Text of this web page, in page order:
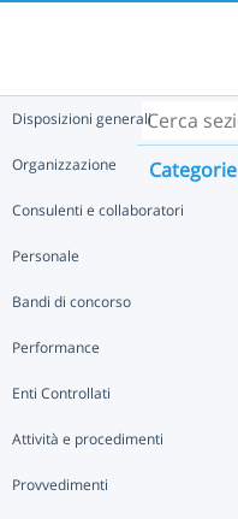
Categorie
Disposizioni generali
Organizzazione
Consulenti e collaboratori
Personale
Bandi di concorso
Performance
Enti Controllati
Attività e procedimenti
Provvedimenti